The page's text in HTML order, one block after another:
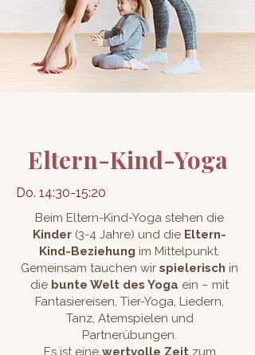
Eltern-Kind-Yoga
Do. 14:30-15:20
Beim Eltern-Kind-Yoga stehen die
Kinder (3-4 Jahre) und die Eltern-
Kind-Beziehung im Mittelpunkt.
Gemeinsam tauchen wir spielerisch in
die bunte Welt des Yoga ein – mit
Fantasiereisen, Tier-Yoga, Liedern,
Tanz, Atemspielen und
Partnerübungen.
Es ist eine wertvolle Zeitzum